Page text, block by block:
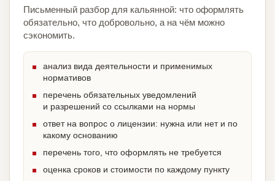
Письменный разбор для кальянной: что оформлять
обязательно, что добровольно, а на чём можно
сэкономить.
анализ вида деятельности и применимых
нормативов
перечень обязательных уведомлений
и разрешений со ссылками на нормы
ответ на вопрос о лицензии: нужна или нет и по
какому основанию
перечень того, что оформлять не требуется
оценка сроков и стоимости по каждому пункту